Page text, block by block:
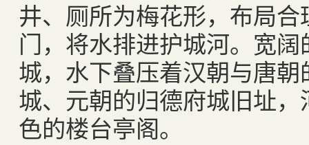
井、厕所为梅花形，布局
门，将水排进护城河。宽
城，水下叠压着汉朝与唐
城、元朝的归德府城旧址
色的楼台亭阁。